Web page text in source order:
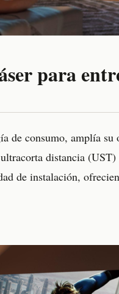
para
de consumo, amplía su
distancia
de instalación,